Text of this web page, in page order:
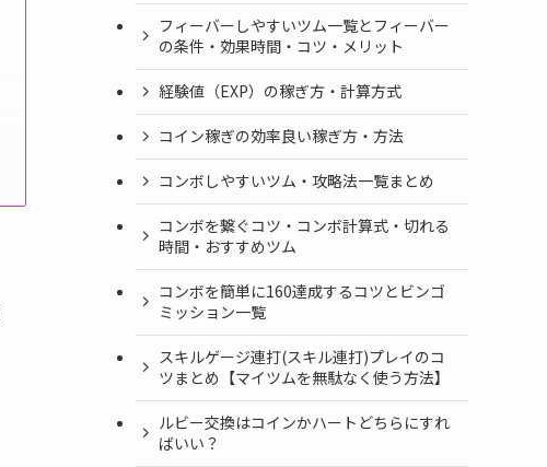
フィーバーしやすいツム一覧とフィーバー
の条件・効果時間・コツ・メリット
経験値（EXP）の稼ぎ方・計算方式
コイン稼ぎの効率良い稼ぎ方・方法
コンボしやすいツム・攻略法一覧まとめ
コンボを繋ぐコツ・コンボ計算式・切れる
時間・おすすめツム
コンボを簡単に160達成するコツとビンゴ
ミッション一覧
スキルゲージ連打(スキル連打)プレイのコ
ツまとめ【マイツムを無駄なく使う方法】
ルビー交換はコインかハートどちらにすれ
ばいい？